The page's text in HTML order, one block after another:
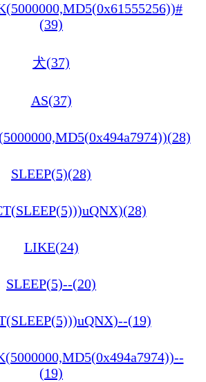
(39)
犬(37)
AS(37)
SLEEP(5)(28)
LIKE(24)
SLEEP(5)--(20)
(19)
(19)